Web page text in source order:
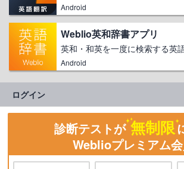
Android
Weblio英和辞書アプリ
英和・和英を一度に検索する英
Android
ログイン
診断テストが 無制限
Weblioプレミアム